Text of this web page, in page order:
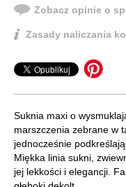
Zobacz opinie o
Zasady naliczania
Suknia maxi o
marszczenia zebrane w
jednocześnie
Miękka linia sukni,
jej lekkości i elegancji.